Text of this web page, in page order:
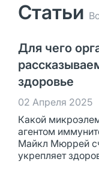
Статьи
Для чего
здоровье
02 Апреля 2025
Какой
агентом
Майкл Мюррей
укрепляет